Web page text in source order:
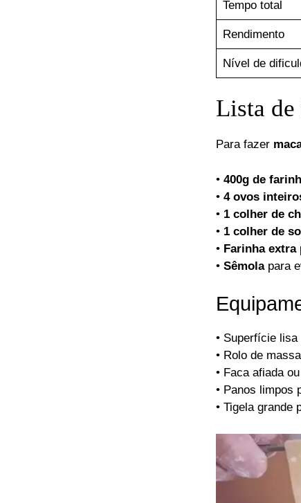
Tempo total
Rendimento
Nível de
Lista
Para fazer
• 400g de
• 4 ovos
• 1 colher de
• 1 colher de
• Farinha extra
• Sêmolapara
• Superfície
• Rolo de
• Faca afiada
• Panos limpos
• Tigela grande